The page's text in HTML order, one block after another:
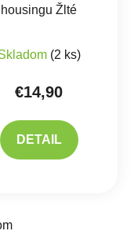
housingu Žlté
(2 ks)
€14,90
DETAIL
prvky výpisu